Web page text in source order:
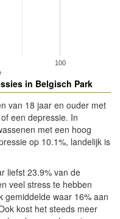
100
in Belgisch Park
van 18 jaar en ouder met
een depressie. In
met een hoog
op 10.1%, landelijk is
liefst 23.9% van de
veel stress te hebben
gemiddelde waar 16% aan
kost het steeds meer